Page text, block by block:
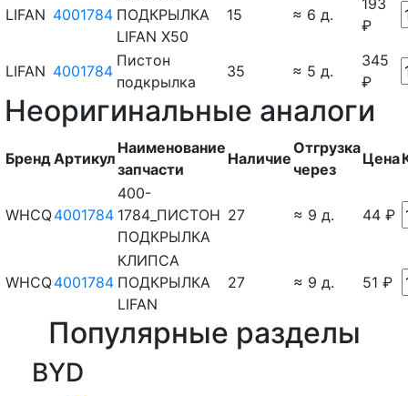
LIFAN 4001784 ПОДКРЫЛКА
LIFAN X50
15 ≈ 6 д.
193
₽
LIFAN 4001784
Пистон
подкрылка
35 ≈ 5 д.
345
₽
Неоригинальные аналоги
БрендАртикул
Наименование
запчасти
Наличие
Отгрузка
через
Цена
WHCQ4001784
400-
1784_ПИСТОН
ПОДКРЫЛКА
27 ≈ 9 д. 44 ₽
WHCQ4001784
КЛИПСА
ПОДКРЫЛКА
LIFAN
27 ≈ 9 д. 51 ₽
Популярные разделы
BYD